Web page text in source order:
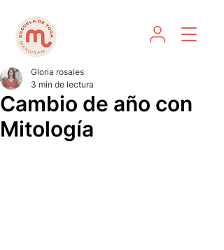
Cambio de año con
Mitología
Gloria rosales
3 min de lectura